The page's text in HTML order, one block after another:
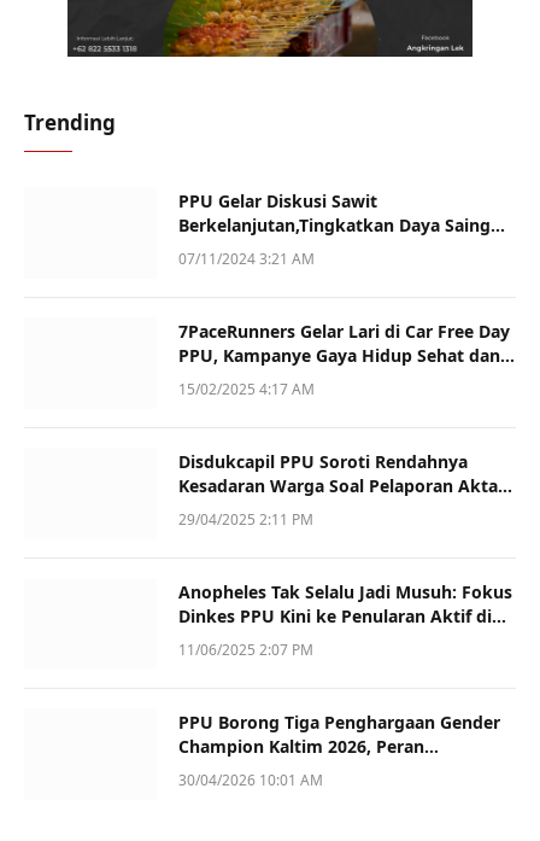
Trending
PPU Gelar Diskusi Sawit
Berkelanjutan,Tingkatkan Daya Saing
dan Kualitas
07/11/2024 3:21 AM
7PaceRunners Gelar Lari di Car Free Day
PPU, Kampanye Gaya Hidup Sehat dan
Dukung UMKM
15/02/2025 4:17 AM
Disdukcapil PPU Soroti Rendahnya
Kesadaran Warga Soal Pelaporan Akta
Kematian
29/04/2025 2:11 PM
Anopheles Tak Selalu Jadi Musuh: Fokus
Dinkes PPU Kini ke Penularan Aktif di
Sotek
11/06/2025 2:07 PM
PPU Borong Tiga Penghargaan Gender
Champion Kaltim 2026, Peran
Perempuan Jadi Sorotan
30/04/2026 10:01 AM